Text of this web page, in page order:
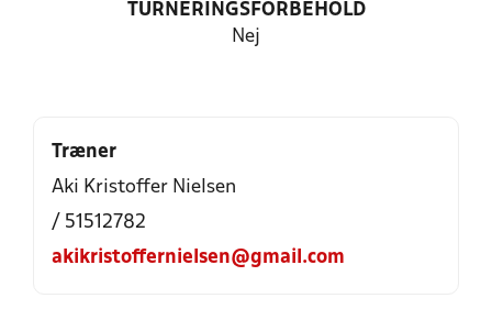
TURNERINGSFORBEHOLD
Nej
Træner
Aki Kristoffer Nielsen
/ 51512782
akikristoffernielsen@gmail.com